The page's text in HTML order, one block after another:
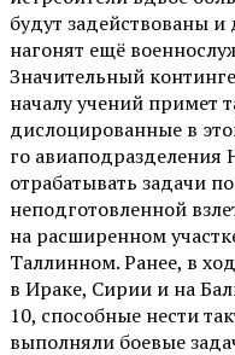
будут задействованы
нагонят ещё
Значительный
началу учений примет
дислоцированные в
го
отрабатывать задачи
неподготовленной
на расширенном
Таллинном. Ранее, в
в Ираке, Сирии и на
10, способные нести
выполняли боевые